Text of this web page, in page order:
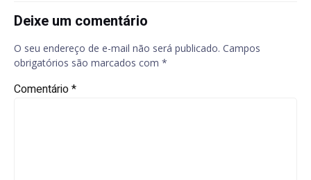
Deixe um comentário
O seu endereço de e-mail não será publicado. Campos
obrigatórios são marcados com *
Comentário*